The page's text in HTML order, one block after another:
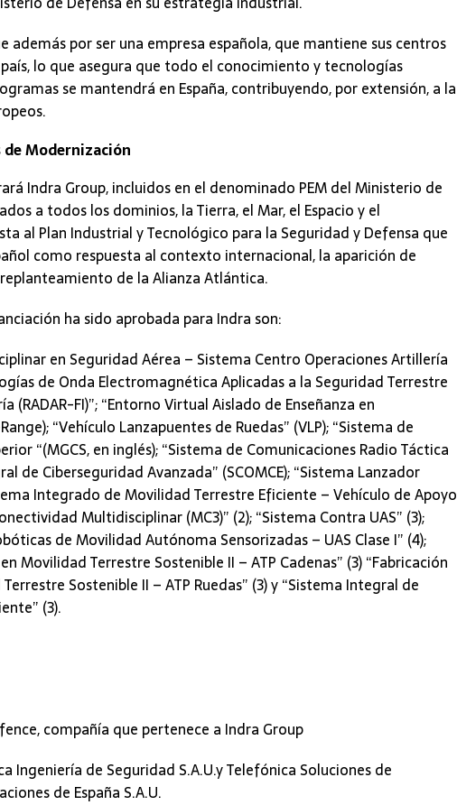
además por ser una empresa española, que mantiene sus centros
lo que asegura que todo el conocimiento y tecnologías
se mantendrá en España, contribuyendo, por extensión, a la
de Modernización
Indra Group, incluidos en el denominado PEM del Ministerio de
a todos los dominios, la Tierra, el Mar, el Espacio y el
al Plan Industrial y Tecnológico para la Seguridad y Defensa que
como respuesta al contexto internacional, la aparición de
de la Alianza Atlántica.
ha sido aprobada para Indra son:
en Seguridad Aérea – Sistema Centro Operaciones Artillería
de Onda Electromagnética Aplicadas a la Seguridad Terrestre
(RADAR-FI)”; “Entorno Virtual Aislado de Enseñanza en
“Vehículo Lanzapuentes de Ruedas” (VLP); “Sistema de
“(MGCS, en inglés); “Sistema de Comunicaciones Radio Táctica
de Ciberseguridad Avanzada” (SCOMCE); “Sistema Lanzador
Integrado de Movilidad Terrestre Eficiente – Vehículo de Apoyo
Multidisciplinar (MC3)” (2); “Sistema Contra UAS” (3);
de Movilidad Autónoma Sensorizadas – UAS Clase I” (4);
Movilidad Terrestre Sostenible II – ATP Cadenas” (3) “Fabricación
Sostenible II – ATP Ruedas” (3) y “Sistema Integral de
(3).
compañía que pertenece a Indra Group
Ingeniería de Seguridad S.A.U.y Telefónica Soluciones de
de España S.A.U.